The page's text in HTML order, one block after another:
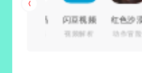
闪豆视频
下载器
视频解析
红色沙漠
v1.14.00
动作冒险